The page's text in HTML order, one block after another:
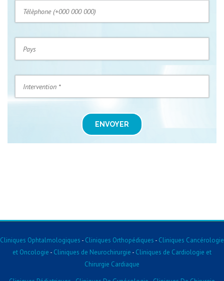
ENVOYER
Cliniques Ophtalmologiques - Cliniques Orthopédiques - Cliniques Cancérologie
et Oncologie - Cliniques de Neurochirurgie - Cliniques de Cardiologie et
Chirurgie Cardiaque